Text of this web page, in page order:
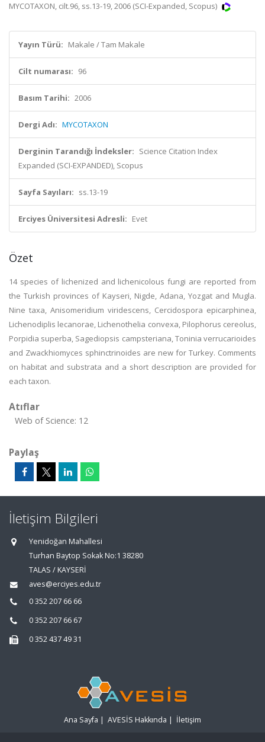
MYCOTAXON, cilt.96, ss.13-19, 2006 (SCI-Expanded, Scopus)
Yayın Türü: Makale / Tam Makale
Cilt numarası: 96
Basım Tarihi: 2006
Dergi Adı: MYCOTAXON
Derginin Tarandığı İndeksler: Science Citation Index
Expanded (SCI-EXPANDED), Scopus
Sayfa Sayıları: ss.13-19
Erciyes Üniversitesi Adresli: Evet
Özet
14 species of lichenized and lichenicolous fungi are reported from
the Turkish provinces of Kayseri, Nigde, Adana, Yozgat and Mugla.
Nine taxa, Anisomeridium viridescens, Cercidospora epicarphinea,
Lichenodiplis lecanorae, Lichenothelia convexa, Pilophorus cereolus,
Porpidia superba, Sagediopsis campsteriana, Toninia verrucarioides
and Zwackhiomyces sphinctrinoides are new for Turkey. Comments
on habitat and substrata and a short description are provided for
each taxon.
Atıflar
Web of Science: 12
Paylaş
İletişim Bilgileri
Yenidoğan Mahallesi
Turhan Baytop Sokak No:1 38280
TALAS / KAYSERİ
aves@erciyes.edu.tr
0 352 207 66 66
0 352 207 66 67
0 352 437 49 31
Ana Sayfa | AVESİS Hakkında | İletişim